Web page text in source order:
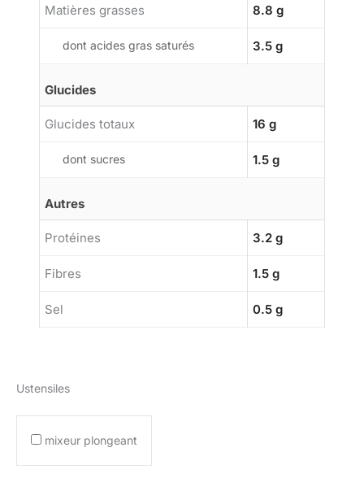
Matières grasses 8.8 g
dont acides gras saturés 3.5 g
Glucides
Glucides totaux 16 g
dont sucres 1.5 g
Autres
Protéines 3.2 g
Fibres 1.5 g
Sel 0.5 g
Ustensiles
mixeur plongeant